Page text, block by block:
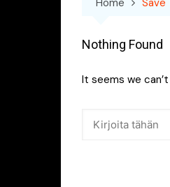
Nothing Found
It seems we